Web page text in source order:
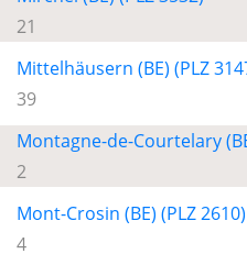
21
Mittelhäusern (BE) (PLZ
39
Montagne-de-Courtelary
2
Mont-Crosin (BE) (PLZ 2610)
4